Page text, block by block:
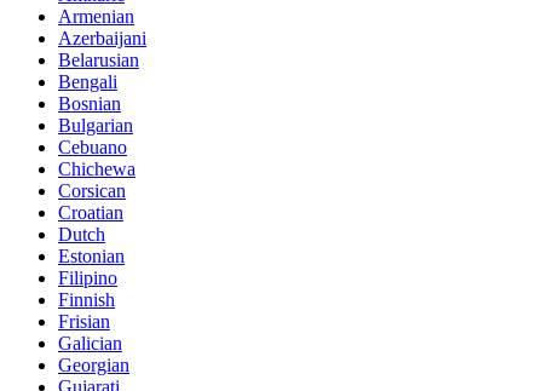
Armenian
Azerbaijani
Belarusian
Bengali
Bosnian
Bulgarian
Cebuano
Chichewa
Corsican
Croatian
Dutch
Estonian
Filipino
Finnish
Frisian
Galician
Georgian